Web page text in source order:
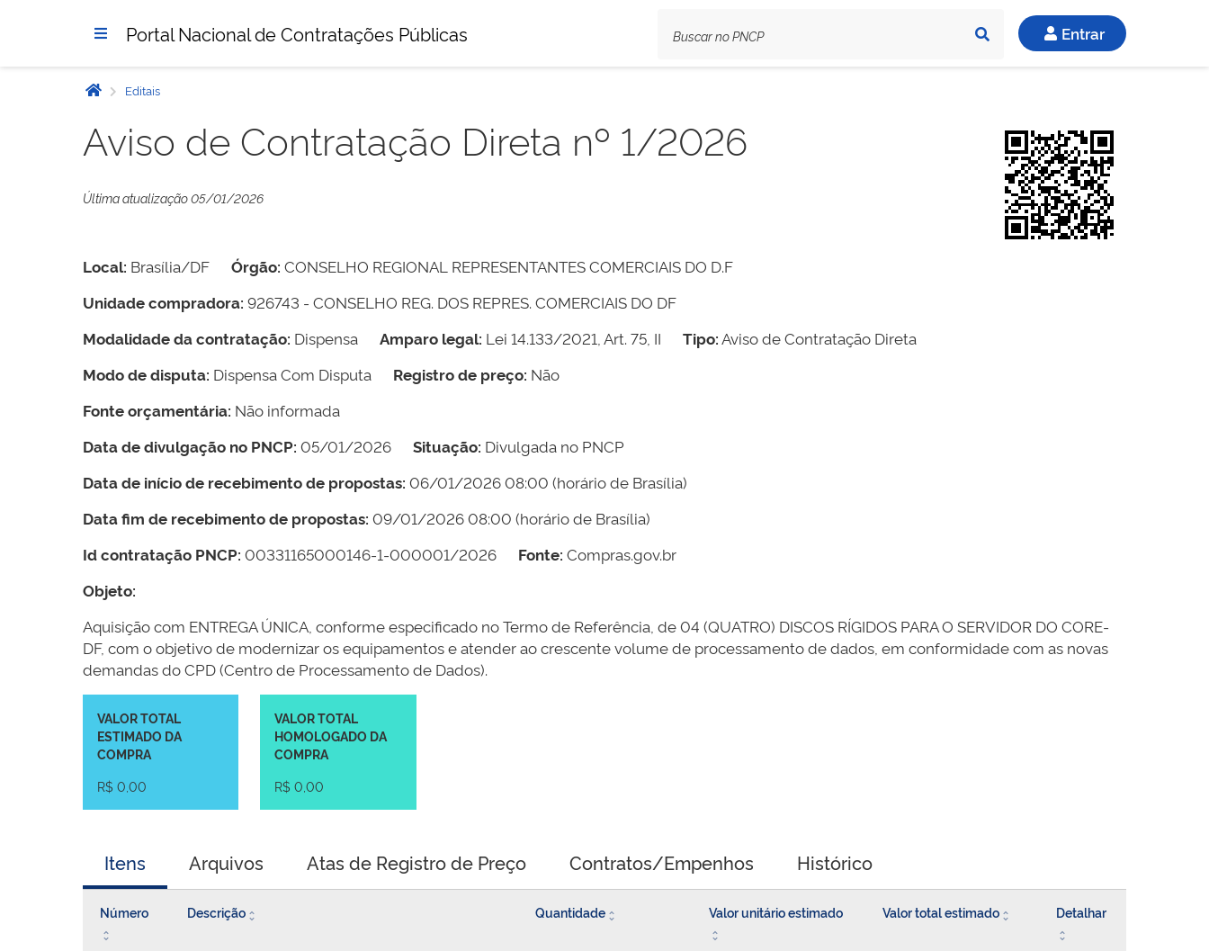
Portal Nacional de Contratações Públicas Entrar
Editais
Aviso de Contratação Direta nº 1/2026
Última atualização 05/01/2026
Local: Brasília/DF Órgão: CONSELHO REGIONAL REPRESENTANTES COMERCIAIS DO D.F
Unidade compradora: 926743 - CONSELHO REG. DOS REPRES. COMERCIAIS DO DF
Modalidade da contratação: Dispensa Amparo legal: Lei 14.133/2021, Art. 75, II Tipo:Aviso de Contratação Direta
Modo de disputa: Dispensa Com Disputa Registro de preço: Não
Fonte orçamentária: Não informada
Data de divulgação no PNCP: 05/01/2026 Situação: Divulgada no PNCP
Data de início de recebimento de propostas: 06/01/2026 08:00 (horário de Brasília)
Data fim de recebimento de propostas: 09/01/2026 08:00 (horário de Brasília)
Id contratação PNCP: 00331165000146-1-000001/2026 Fonte: Compras.gov.br
Objeto:
Aquisição com ENTREGA ÚNICA, conforme especificado no Termo de Referência, de 04 (QUATRO) DISCOS RÍGIDOS PARA O SERVIDOR DO CORE-
DF, com o objetivo de modernizar os equipamentos e atender ao crescente volume de processamento de dados, em conformidade com as novas
demandas do CPD (Centro de Processamento de Dados).
VALOR TOTAL
ESTIMADO DA
COMPRA
R$ 0,00
VALOR TOTAL
HOMOLOGADO DA
COMPRA
R$ 0,00
Itens Arquivos Atas de Registro de Preço Contratos/Empenhos Histórico
Número Descrição Quantidade Valor unitário estimado Valor total estimado Detalhar